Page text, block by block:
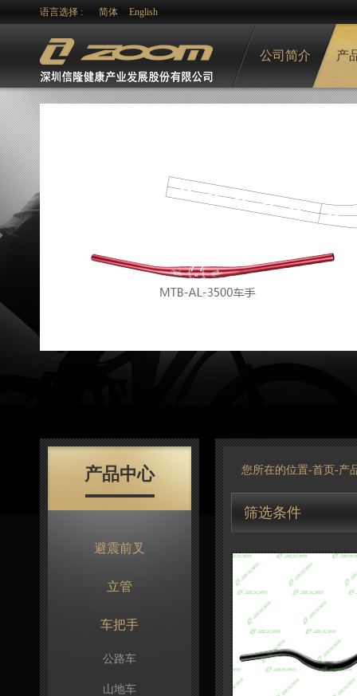
语言选择 : 简体 English
公司简介 产
产品中心
避震前叉
立管
车把手
公路车
山地车
您所在的位置-首页 -产
筛选条件